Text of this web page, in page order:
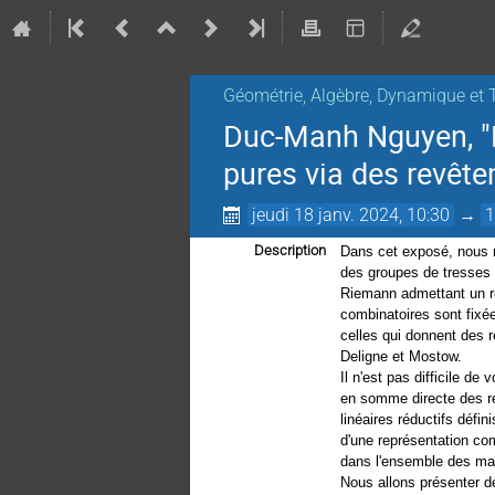
Géométrie, Algèbre, Dynamique et
Duc-Manh Nguyen,
pures via des
jeudi 18 janv. 2024, 10:30 →
Description
Dans cet exposé,
des groupes de
Riemann admettant un
combinatoires sont
celles qui donnent des
Deligne et Mostow.
Il n'est pas difficile de
en somme directe des
linéaires réductifs
d'une représentation
dans l'ensemble des
Nous allons présenter